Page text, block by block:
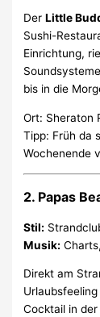
DerLittle
Sushi-
Einrichtung,
bis in die
Ort: Sheraton
Tipp: Früh da
Wochenende
2. Papas
Stil:
Musik:
Direkt am
Cocktail in